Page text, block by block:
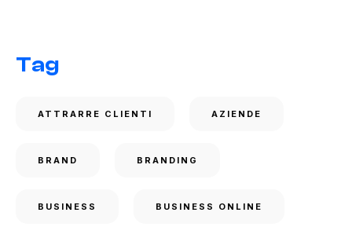
Tag
ATTRARRE CLIENTI AZIENDE
BRAND BRANDING
BUSINESS BUSINESS ONLINE